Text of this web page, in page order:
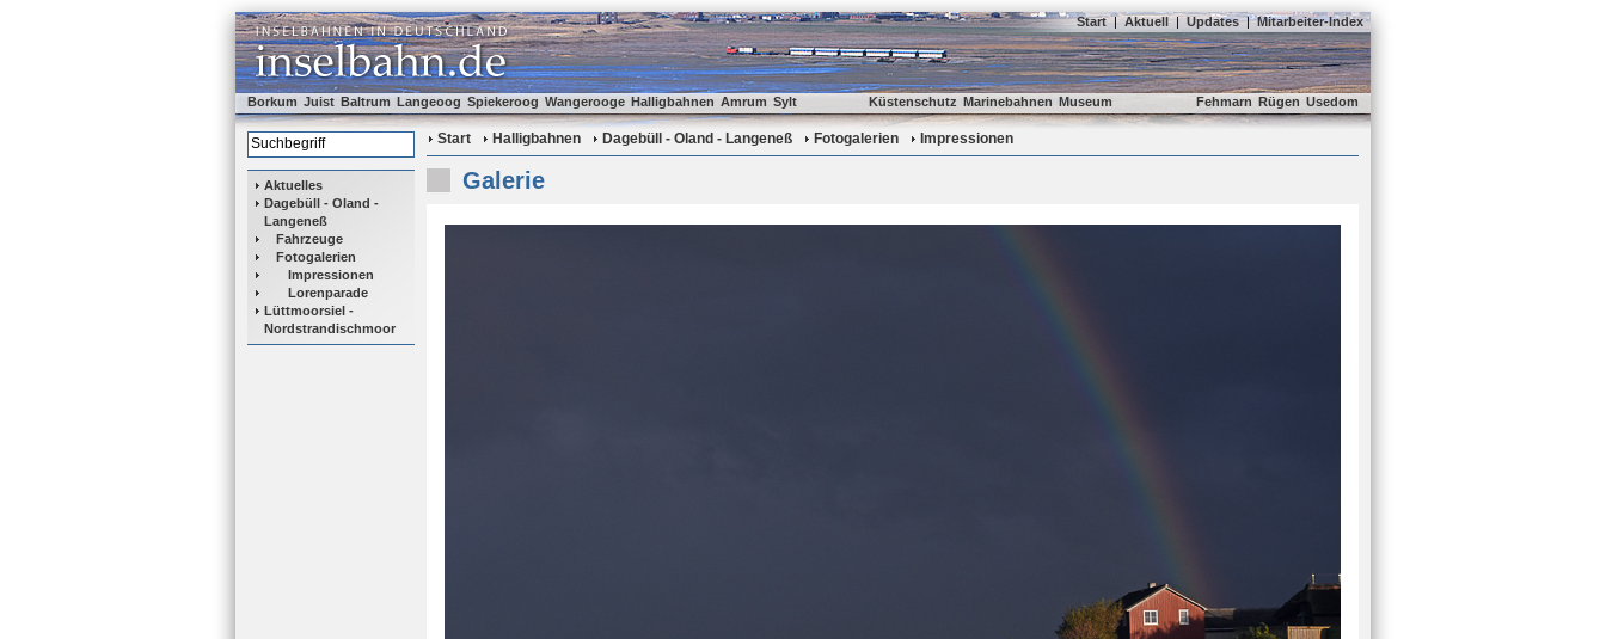
Start | Aktuell | Updates | Mitarbeiter-Index
Borkum Juist Baltrum Langeoog Spiekeroog Wangerooge Halligbahnen Amrum Sylt Küstenschutz Marinebahnen Museum Fehmarn Rügen Usedom
Aktuelles
Dagebüll - Oland -
Langeneß
Fahrzeuge
Fotogalerien
Impressionen
Lorenparade
Lüttmoorsiel -
Nordstrandischmoor
Start Halligbahnen Dagebüll - Oland - Langeneß Fotogalerien Impressionen
Galerie